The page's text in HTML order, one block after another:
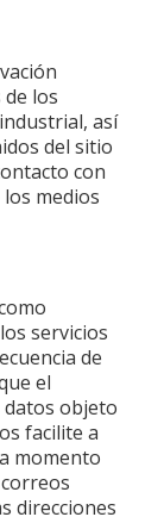
los
así
del sitio
con
medios
servicios
de
el
datos objeto
facilite a
momento
direcciones